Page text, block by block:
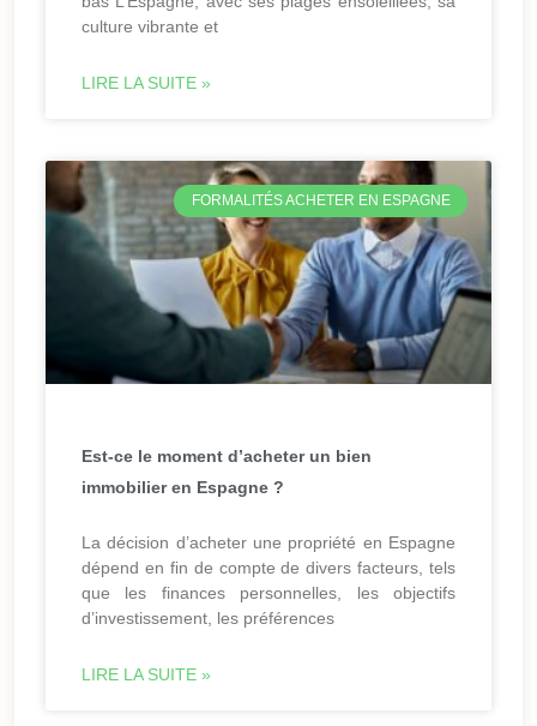
culture vibrante et
LIRE LA SUITE »
FORMALITÉS ACHETER EN ESPAGNE
Est-ce le moment d’acheter un bien
immobilier en Espagne ?
La décision d’acheter une propriété en Espagne
dépend en fin de compte de divers facteurs, tels
que les finances personnelles, les objectifs
d’investissement, les préférences
LIRE LA SUITE »